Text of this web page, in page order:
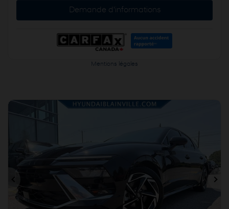
Demande d'informations
Mentions légales
Précédent